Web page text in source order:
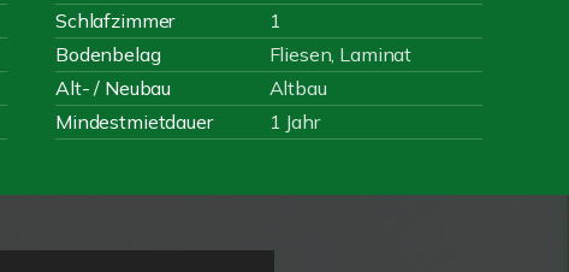
Schlafzimmer
1
Bodenbelag
Fliesen, Laminat
Alt- / Neubau
Altbau
Mindestmietdauer 1 Jahr